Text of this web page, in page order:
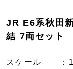
JR E6系秋田
結 7両セット
スケール